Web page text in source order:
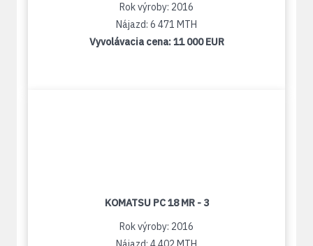
Rok výroby: 2016
Nájazd: 6 471 MTH
Vyvolávacia cena:11 000 EUR
KOMATSU PC 18 MR - 3
Rok výroby: 2016